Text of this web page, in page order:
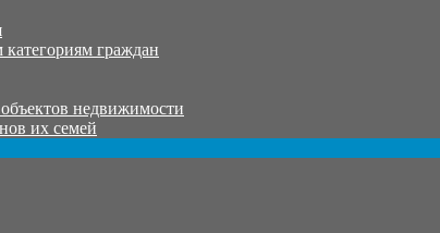
граждан
недвижимости
их семей